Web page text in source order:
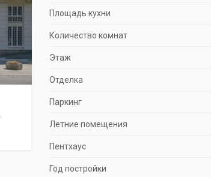
Площадь кухни
Количество комнат
Этаж
Отделка
Паркинг
Летние помещения
Пентхаус
Год постройки